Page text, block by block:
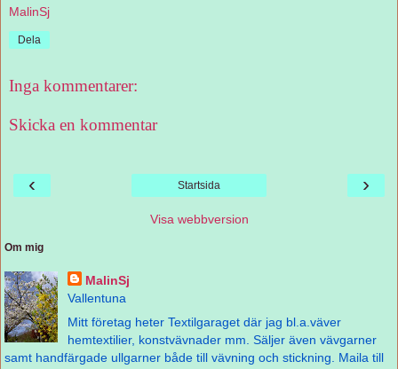
MalinSj
Dela
Inga kommentarer:
Skicka en kommentar
‹ ›
Startsida
Visa webbversion
Om mig
MalinSj
Vallentuna
Mitt företag heter Textilgaraget där jag bl.a.väver
hemtextilier, konstvävnader mm. Säljer även vävgarner
samt handfärgade ullgarner både till vävning och stickning. Maila till